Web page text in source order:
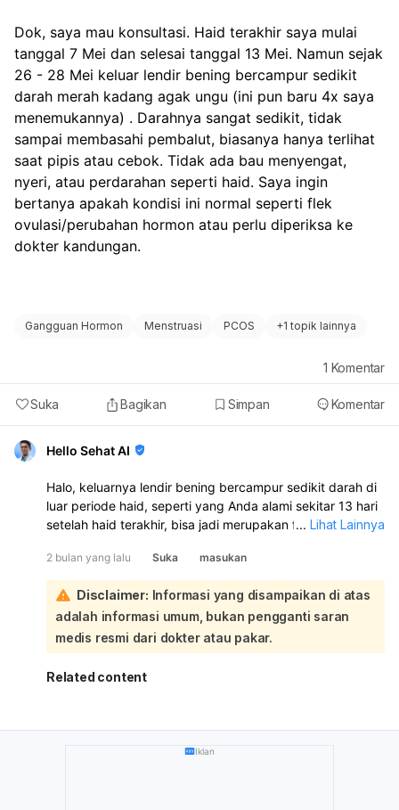
Dok, saya mau konsultasi. Haid terakhir saya mulai
tanggal 7 Mei dan selesai tanggal 13 Mei. Namun sejak
26 - 28 Mei keluar lendir bening bercampur sedikit
darah merah kadang agak ungu (ini pun baru 4x saya
menemukannya) . Darahnya sangat sedikit, tidak
sampai membasahi pembalut, biasanya hanya terlihat
saat pipis atau cebok. Tidak ada bau menyengat,
nyeri, atau perdarahan seperti haid. Saya ingin
bertanya apakah kondisi ini normal seperti flek
ovulasi/perubahan hormon atau perlu diperiksa ke
dokter kandungan.
Gangguan Hormon Menstruasi PCOS +1 topik lainnya
Suka Bagikan Simpan Komentar
1 Komentar
Hello Sehat AI
Halo, keluarnya lendir bening bercampur sedikit darah di
luar periode haid, seperti yang Anda alami sekitar 13 hari
setelah haid terakhir, bisa jadi merupakan flek ovulasi
wanita mengalami bercak darah ringan di tengah siklus
menstruasi yang berkaitan dengan ovulasi atau fluktuasi
hormon:
Mengingat darah yang keluar sangat sedikit, tidak
sampai membasahi pembalut, tidak disertai bau
menyengat, nyeri, atau perdarahan hebat seperti haid, ini
cenderung mengarah pada kondisi yang tidak
memastikan penyebabnya dan menenangkan
kekhawatiran Anda, disarankan untuk berkonsultasi
... Lihat Lainnya
2 bulan yang lalu Suka masukan
Disclaimer: Informasi yang disampaikan di atas
adalah informasi umum, bukan pengganti saran
medis resmi dari dokter atau pakar.
Related content
Iklan